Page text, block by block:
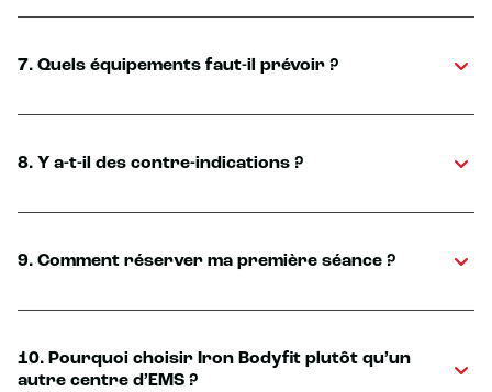
7. Quels équipements faut-il prévoir ?
8. Y a-t-il des contre-indications ?
9. Comment réserver ma première séance ?
10. Pourquoi choisir Iron Bodyfit plutôt qu’un
autre centre d’EMS ?